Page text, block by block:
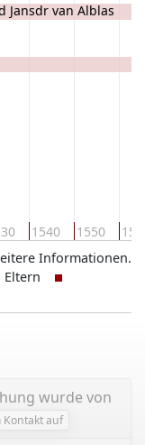
1540 1550
Jansdr van Alblas
Informationen.
Eltern
wurde von
Kontakt auf